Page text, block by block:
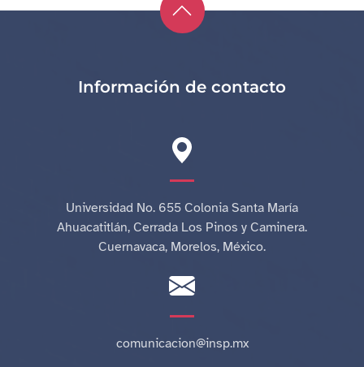
Información de contacto
Universidad No. 655 Colonia Santa María
Ahuacatitlán, Cerrada Los Pinos y Caminera.
Cuernavaca, Morelos, México.
comunicacion@insp.mx